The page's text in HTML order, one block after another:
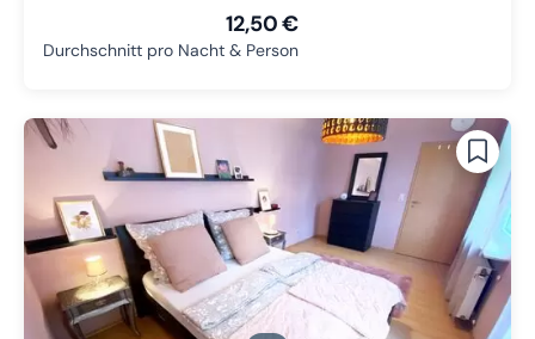
12,50 €
Durchschnitt pro Nacht & Person